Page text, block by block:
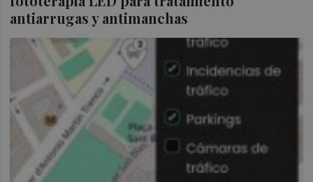
antiarrugas y antimanchas